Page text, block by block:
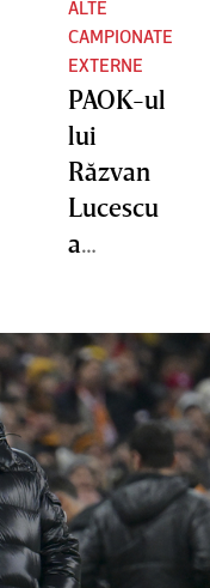
ALTE
CAMPIONATE
EXTERNE
PAOK-ul
lui
Răzvan
Lucescu
a
Panathin
aikos şi a
lăsat-o
fără
antrenor